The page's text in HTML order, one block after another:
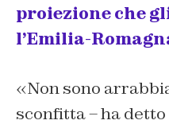
proiezione che
l’Emilia-
«Non sono
sconfitta – ha